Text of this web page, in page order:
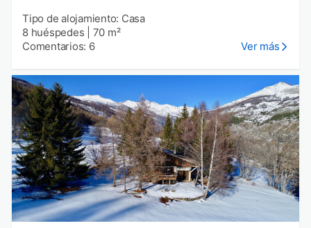
Tipo de alojamiento: Casa
8 huéspedes
70 m²
Comentarios: 6
Ver más